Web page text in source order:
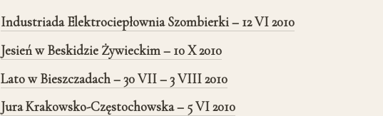
Industriada Elektrociepłownia Szombierki – 12 VI 2010
Jesień w Beskidzie Żywieckim – 10 X 2010
Lato w Bieszczadach – 30 VII – 3 VIII 2010
Jura Krakowsko-Częstochowska – 5 VI 2010